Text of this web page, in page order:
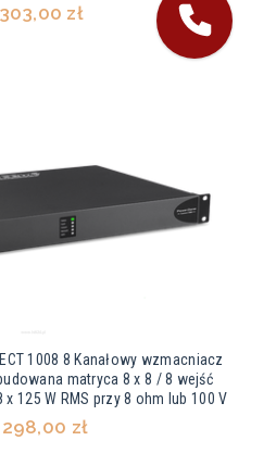
zł
1008 8 Kanałowy wzmacniacz
matryca 8 x 8 / 8 wejść
125 W RMS przy 8 ohm lub 100 V
zł